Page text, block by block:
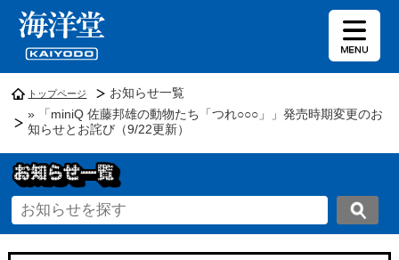
トップページ
お知らせ一覧
» 「miniQ 佐藤邦雄の動物たち「つれ○○○」」発売時期変更のお
知らせとお詫び（9/22更新）